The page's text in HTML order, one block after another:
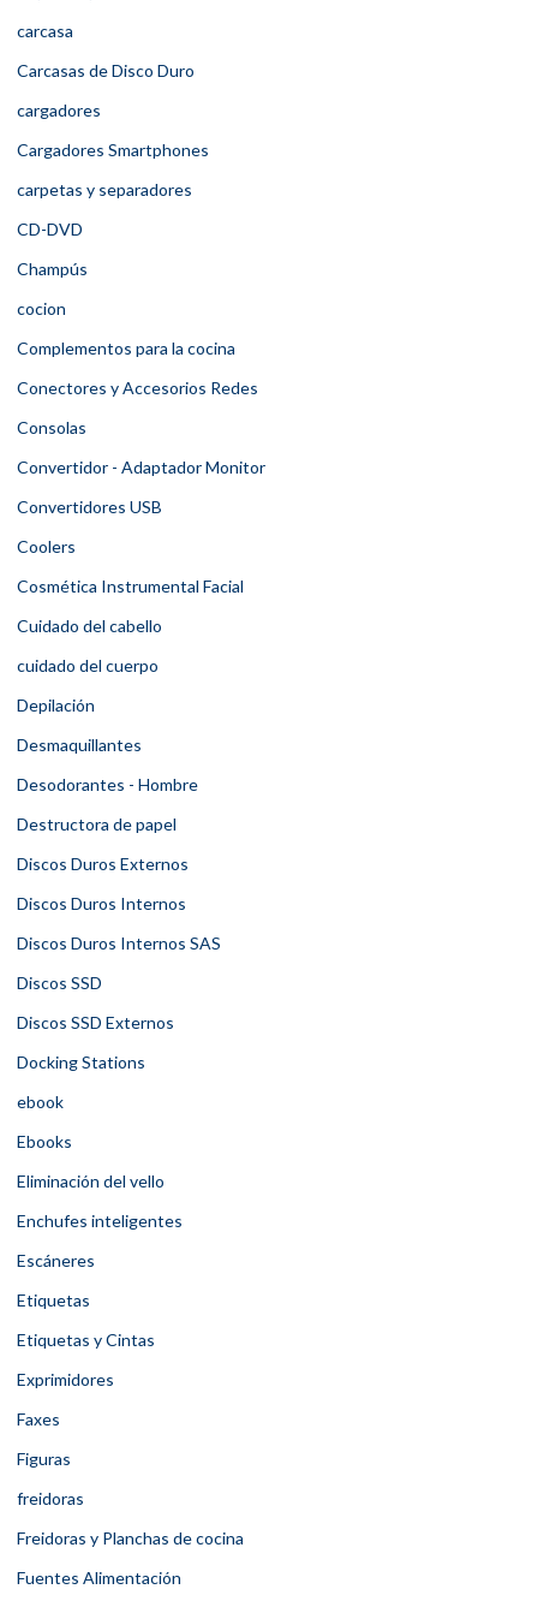
carcasa
Carcasas de Disco Duro
cargadores
Cargadores Smartphones
carpetas y separadores
CD-DVD
Champús
cocion
Complementos para la cocina
Conectores y Accesorios Redes
Consolas
Convertidor - Adaptador Monitor
Convertidores USB
Coolers
Cosmética Instrumental Facial
Cuidado del cabello
cuidado del cuerpo
Depilación
Desmaquillantes
Desodorantes - Hombre
Destructora de papel
Discos Duros Externos
Discos Duros Internos
Discos Duros Internos SAS
Discos SSD
Discos SSD Externos
Docking Stations
ebook
Ebooks
Eliminación del vello
Enchufes inteligentes
Escáneres
Etiquetas
Etiquetas y Cintas
Exprimidores
Faxes
Figuras
freidoras
Freidoras y Planchas de cocina
Fuentes Alimentación